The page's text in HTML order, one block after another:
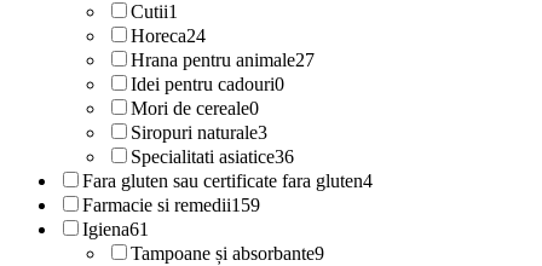
Cutii1
Horeca24
Hrana pentru animale27
Idei pentru cadouri0
Mori de cereale0
Siropuri naturale3
Specialitati asiatice36
Fara gluten sau certificate fara gluten4
Farmacie si remedii159
Igiena61
Tampoane și absorbante9